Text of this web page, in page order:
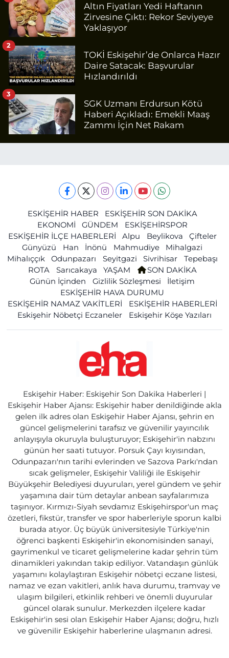
Altın Fiyatları Yedi Haftanın
Zirvesine Çıktı: Rekor Seviyeye
Yaklaşıyor
TOKİ Eskişehir’de Onlarca Hazır
Daire Satacak: Başvurular
Hızlandırıldı
2
SGK Uzmanı Erdursun Kötü
Haberi Açıkladı: Emekli Maaş
Zammı İçin Net Rakam
3
ESKİŞEHİR HABER
ESKİŞEHİR SON DAKİKA
EKONOMİ
GÜNDEM
ESKİŞEHİRSPOR
ESKİŞEHİR İLÇE HABERLERİ
Alpu Beylikova
Çifteler
Günyüzü
Han İnönü Mahmudiye
Mihalgazi
Mihalıççık
Odunpazarı Seyitgazi Sivrihisar
Tepebaşı
ROTA
Sarıcakaya YAŞAM
SON DAKİKA
Günün İçinden
Gizlilik Sözleşmesi
İletişim
ESKİŞEHİR HAVA DURUMU
ESKİŞEHİR NAMAZ VAKİTLERİ
ESKİŞEHİR HABERLERİ
Eskişehir Nöbetçi Eczaneler
Eskişehir Köşe Yazıları
Eskişehir Haber: Eskişehir Son Dakika Haberleri |
Eskişehir Haber Ajansı: Eskişehir haber denildiğinde akla
gelen ilk adres olan Eskişehir Haber Ajansı, şehrin en
güncel gelişmelerini tarafsız ve güvenilir yayıncılık
anlayışıyla okuruyla buluşturuyor; Eskişehir'in nabzını
günün her saati tutuyor. Porsuk Çayı kıyısından,
Odunpazarı'nın tarihi evlerinden ve Sazova Parkı'ndan
sıcak gelişmeler, Eskişehir Valiliği ile Eskişehir
Büyükşehir Belediyesi duyuruları, yerel gündem ve şehir
yaşamına dair tüm detaylar anbean sayfalarımıza
taşınıyor. Kırmızı-Siyah sevdamız Eskişehirspor'un maç
özetleri, fikstür, transfer ve spor haberleriyle sporun kalbi
burada atıyor. Üç büyük üniversitesiyle Türkiye'nin
öğrenci başkenti Eskişehir'in ekonomisinden sanayi,
gayrimenkul ve ticaret gelişmelerine kadar şehrin tüm
dinamikleri yakından takip ediliyor. Vatandaşın günlük
yaşamını kolaylaştıran Eskişehir nöbetçi eczane listesi,
namaz ve ezan vakitleri, anlık hava durumu, tramvay ve
ulaşım bilgileri, etkinlik rehberi ve önemli duyurular
güncel olarak sunulur. Merkezden ilçelere kadar
Eskişehir'in sesi olan Eskişehir Haber Ajansı; doğru, hızlı
ve güvenilir Eskişehir haberlerine ulaşmanın adresi.